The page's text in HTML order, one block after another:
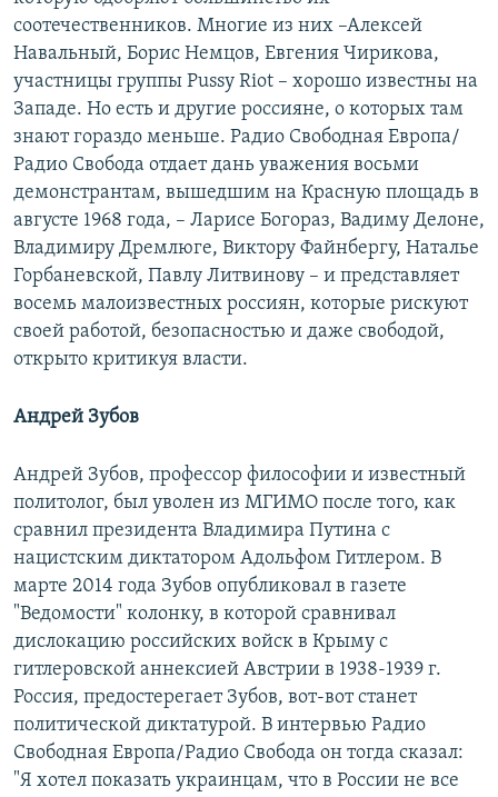
соотечественников. Многие из них –Алексей
Навальный, Борис Немцов, Евгения Чирикова,
участницы группы Pussy Riot – хорошо известны на
Западе. Но есть и другие россияне, о которых там
знают гораздо меньше. Радио Свободная Европа/
Радио Свобода отдает дань уважения восьми
демонстрантам, вышедшим на Красную площадь в
августе 1968 года, – Ларисе Богораз, Вадиму Делоне,
Владимиру Дремлюге, Виктору Файнбергу, Наталье
Горбаневской, Павлу Литвинову – и представляет
восемь малоизвестных россиян, которые рискуют
своей работой, безопасностью и даже свободой,
открыто критикуя власти.
Андрей Зубов
Андрей Зубов, профессор философии и известный
политолог, был уволен из МГИМО после того, как
сравнил президента Владимира Путина с
нацистским диктатором Адольфом Гитлером. В
марте 2014 года Зубов опубликовал в газете
"Ведомости" колонку, в которой сравнивал
дислокацию российских войск в Крыму с
гитлеровской аннексией Австрии в 1938-1939 г.
Россия, предостерегает Зубов, вот-вот станет
политической диктатурой. В интервью Радио
Свободная Европа/Радио Свобода он тогда сказал:
"Я хотел показать украинцам, что в России не все